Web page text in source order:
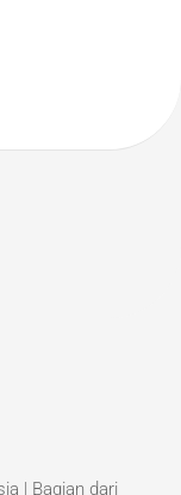
| Bagian dari